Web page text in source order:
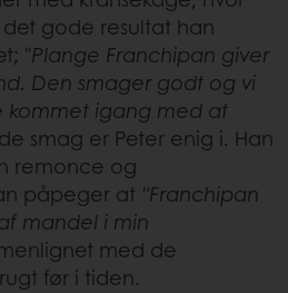
gode resultat han
"Plange Franchipan giver
Den smager godt og vi
igang med at
smag er Peter enig i. Han
remonce og
påpeger at "Franchipan
mandel i min
med de
før i tiden.